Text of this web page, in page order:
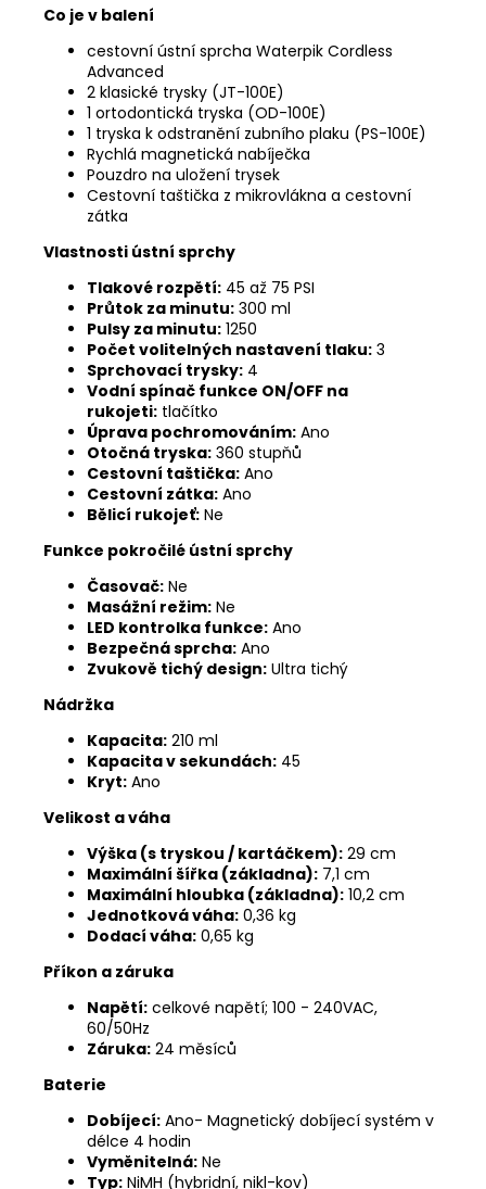
Co je v balení
cestovní ústní sprcha Waterpik Cordless
Advanced
2 klasické trysky (JT-100E)
1 ortodontická tryska (OD-100E)
1 tryska k odstranění zubního plaku (PS-100E)
Rychlá magnetická nabíječka
Pouzdro na uložení trysek
Cestovní taštička z mikrovlákna a cestovní
zátka
Vlastnosti ústní sprchy
Tlakové rozpětí: 45 až 75 PSI
Průtok za minutu: 300 ml
Pulsy za minutu: 1250
Počet volitelných nastavení tlaku: 3
Sprchovací trysky: 4
Vodní spínač funkce ON/OFF na
rukojeti: tlačítko
Úprava pochromováním: Ano
Otočná tryska: 360 stupňů
Cestovní taštička: Ano
Cestovní zátka: Ano
Bělicí rukojeť: Ne
Funkce pokročilé ústní sprchy
Časovač: Ne
Masážní režim: Ne
LED kontrolka funkce: Ano
Bezpečná sprcha: Ano
Zvukově tichý design: Ultra tichý
Nádržka
Kapacita: 210 ml
Kapacita v sekundách: 45
Kryt: Ano
Velikost a váha
Výška (s tryskou / kartáčkem): 29 cm
Maximální šířka (základna): 7,1 cm
Maximální hloubka (základna): 10,2 cm
Jednotková váha: 0,36 kg
Dodací váha: 0,65 kg
Příkon a záruka
Napětí: celkové napětí; 100 - 240VAC,
60/50Hz
Záruka: 24 měsíců
Baterie
Dobíjecí: Ano- Magnetický dobíjecí systém v
délce 4 hodin
Vyměnitelná: Ne
Typ: NiMH (hybridní, nikl-kov)